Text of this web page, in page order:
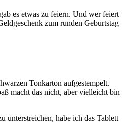
es etwas zu feiern. Und wer feiert
zum runden Geburtstag
Tonkarton aufgestempelt.
macht das nicht, aber vielleicht bin
unterstreichen, habe ich das Tablett